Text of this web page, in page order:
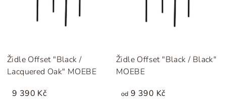
Židle Offset "Black /
Lacquered Oak" MOEBE
9 390 Kč
Židle Offset "Black / Black"
MOEBE
od 9 390 Kč